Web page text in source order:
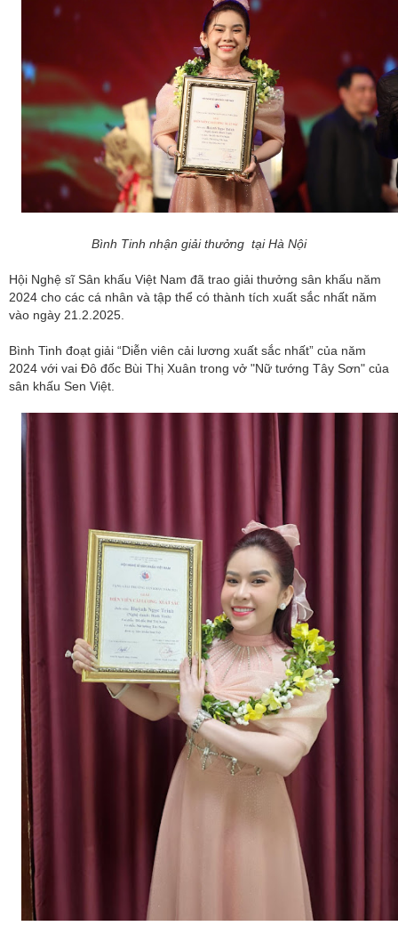
Bình Tinh nhận giải thưởng tại Hà Nội
Hội Nghệ sĩ Sân khấu Việt Nam đã trao giải thưởng sân khấu năm
2024 cho các cá nhân và tập thể có thành tích xuất sắc nhất năm
vào ngày 21.2.2025.
Bình Tinh đoạt giải “Diễn viên cải lương xuất sắc nhất” của năm
2024 với vai Đô đốc Bùi Thị Xuân trong vở "Nữ tướng Tây Sơn" của
sân khấu Sen Việt.